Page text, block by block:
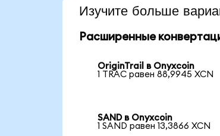
Изучите больше
Расширенные
OriginTrail в Onyxcoin
1 TRAC равен 88,9945 XCN
SAND в Onyxcoin
1 SAND равен 13,3866 XCN